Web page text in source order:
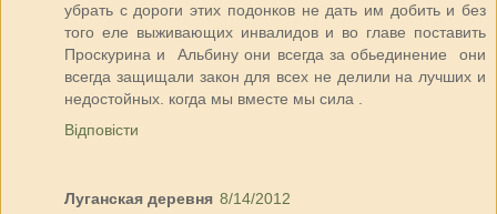
убрать с дороги этих подонков не дать им добить и без
того еле выживающих инвалидов и во главе поставить
Проскурина и Альбину они всегда за обьединение они
всегда защищали закон для всех не делили на лучших и
недостойных. когда мы вместе мы сила .
Відповісти
Луганская деревня 8/14/2012